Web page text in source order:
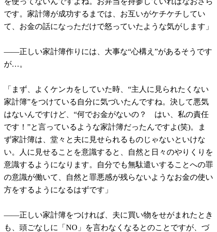
です。家計簿が成功するまでは、お互いがケチケチしてい
て、お金の話になっただけで怒っていたような気がします」
――正しい家計簿作りには、大事な“心構え”があるそうです
が…。
「まず、よくケンカをしていた時、“主人に見られたくない
家計簿”をつけている自分に気づいたんですね。決して悪気
はないんですけど、“何でお金がないの？ はい、私の責任
です！”と言っているような家計簿だったんですよ(笑)。ま
ず家計簿は、堂々と夫に見せられるものじゃないといけな
い。人に見せることを意識すると、自然と日々のやりくりを
意識するようになります。自分でも無駄遣いすることへの罪
の意識が働いて、自然と罪悪感が残らないようなお金の使い
方をするようになるはずです」
――正しい家計簿をつければ、夫に買い物をせがまれたとき
も、頭ごなしに「NO」を言わなくなるとのことですが、づ